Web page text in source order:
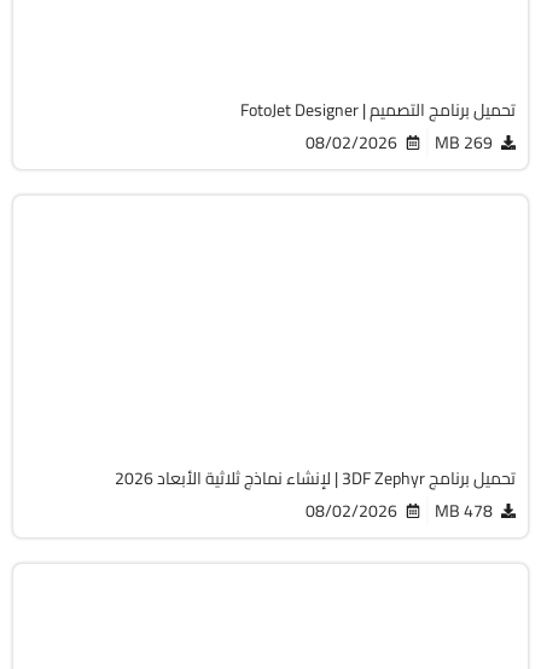
تحميل برنامج التصميم | FotoJet Designer
269 MB
08/02/2026
تحميل برنامج 3DF Zephyr | لإنشاء نماذج ثلاثية الأبعاد 2026
478 MB
08/02/2026